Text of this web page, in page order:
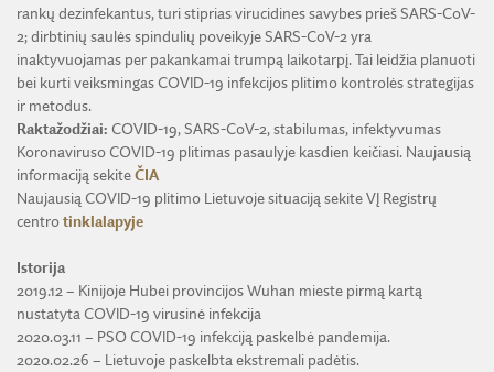
STRUKTŪRA
PREZIDENTAS
KONTAKTAI
AKADEMIJOS NARIAI
MATEMATIKOS, FIZIKOS IR CHEMIJOS MOKSLŲ SKYRIUS
BIOLOGIJOS, MEDICINOS IR GEOMOKSLŲ SKYRIUS
STATUTAS
LMA NARIŲ RINKIMŲ REGLAMENTAS
REIKALAVIMAI RENKAMIEMS NARIAMS
UŽSIENIO NARIŲ IŠKĖLIMO TVARKA
LMA NORMINIAI VIETINIAI TEISĖS AKTAI
LMA VEIKLOS ATASKAITA
LMA NARIŲ VISUOTINIAI SUSIRINKIMAI
PREMIJOS IR STIPENDIJOS
TARPTAUTINIAI RYŠIAI
SKYRIAUS „MOKSLININKŲ RŪMAI“ VEIKLA
PLANAVIMO DOKUMENTAI
DARBO TARYBA
VIEŠIEJI PIRKIMAI
RENGINIŲ ARCHYVAS
LMA komisijos ir komitetai
Tarptautinė patarėjų taryba
Vandens taryba
COVID-19 komisija
Klimato komisija
Švietimo politikos komitetas
Partneriai, rėmėjai ir mecenatai
rankų dezinfekantus, turi stiprias virucidines savybes prieš SARS-CoV-
2; dirbtinių saulės spindulių poveikyje SARS-CoV-2 yra
inaktyvuojamas per pakankamai trumpą laikotarpį. Tai leidžia planuoti
bei kurti veiksmingas COVID-19 infekcijos plitimo kontrolės strategijas
ir metodus.
Raktažodžiai: COVID-19, SARS-CoV-2, stabilumas, infektyvumas
Koronaviruso COVID-19 plitimas pasaulyje kasdien keičiasi. Naujausią
informaciją sekite ČIA
Naujausią COVID-19 plitimo Lietuvoje situaciją sekite VĮ Registrų
centro tinklalapyje
Istorija
2019.12 – Kinijoje Hubei provincijos Wuhan mieste pirmą kartą
nustatyta COVID-19 virusinė infekcija
2020.03.11 – PSO COVID-19 infekciją paskelbė pandemija.
2020.02.26 – Lietuvoje paskelbta ekstremali padėtis.